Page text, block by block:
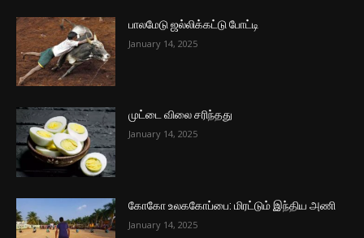
பாலமேடு ஜல்லிக்கட்டு போட்டி
January 14, 2025
முட்டை விலை சரிந்தது
January 14, 2025
கோகோ உலககோப்பை: மிரட்டும் இந்திய அணி
January 14, 2025